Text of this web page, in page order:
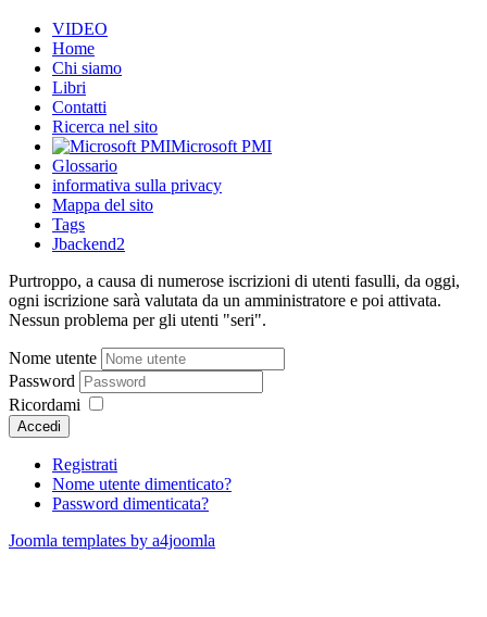
VIDEO
Home
Chi siamo
Libri
Contatti
Ricerca nel sito
Microsoft PMI
Glossario
informativa sulla privacy
Mappa del sito
Tags
Jbackend2
Purtroppo, a causa di numerose iscrizioni di utenti fasulli, da oggi,
ogni iscrizione sarà valutata da un amministratore e poi attivata.
Nessun problema per gli utenti "seri".
Nome utente
Password
Ricordami
Accedi
Registrati
Nome utente dimenticato?
Password dimenticata?
Joomla templates by a4joomla